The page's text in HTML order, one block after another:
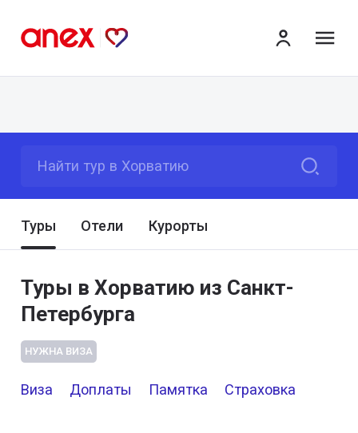
Найти тур в Хорватию
Туры Отели Курорты
Туры в Хорватию из Санкт-
Петербурга
НУЖНА ВИЗА
Виза Доплаты Памятка Страховка